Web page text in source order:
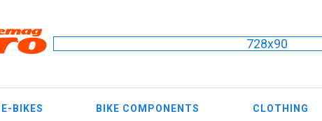
728x90
E-BIKES BIKE COMPONENTS CLOTHING